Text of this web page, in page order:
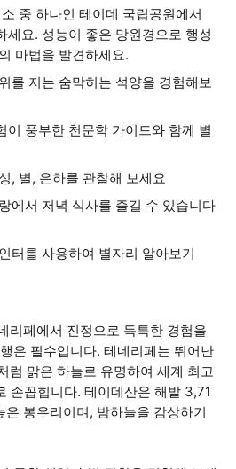
중 하나인 테이데 국립공원에서
세요. 성능이 좋은 망원경으로 행성
마법을 발견하세요.
를 지는 숨막히는 석양을 경험해보
이 풍부한 천문학 가이드와 함께 별
, 별, 은하를 관찰해 보세요
에서 저녁 식사를 즐길 수 있습니다
터를 사용하여 별자리 알아보기
리페에서 진정으로 독특한 경험을
은 필수입니다. 테네리페는 뛰어난
럼 맑은 하늘로 유명하여 세계 최고
손꼽힙니다. 테이데산은 해발 3,71
봉우리이며, 밤하늘을 감상하기